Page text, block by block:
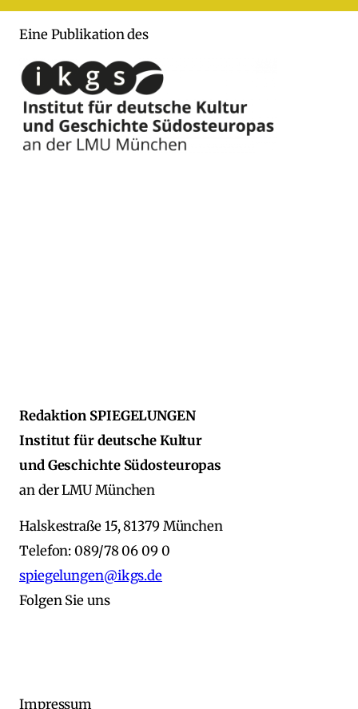
Eine Publikation des
Redaktion SPIEGELUNGEN
Institut für deutsche Kultur
und Geschichte Südosteuropas
an der LMU München
Halskestraße 15, 81379 München
Telefon: 089/78 06 09 0
spiegelungen@ikgs.de
Folgen Sie uns
Impressum